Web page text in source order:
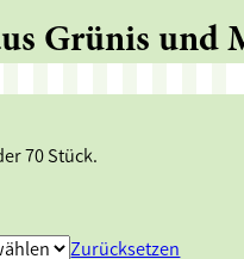
Grünis und
70 Stück.
Zurücksetzen